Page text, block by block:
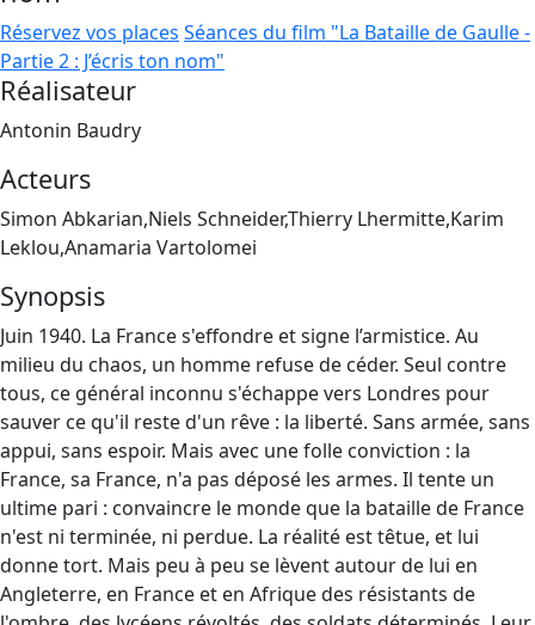
Réservez vos places Séances du film "La Bataille de Gaulle -
Partie 2 : J’écris ton nom"
Réalisateur
Antonin Baudry
Acteurs
Simon Abkarian,Niels Schneider,Thierry Lhermitte,Karim
Leklou,Anamaria Vartolomei
Synopsis
Juin 1940. La France s'effondre et signe l’armistice. Au
milieu du chaos, un homme refuse de céder. Seul contre
tous, ce général inconnu s'échappe vers Londres pour
sauver ce qu'il reste d'un rêve : la liberté. Sans armée, sans
appui, sans espoir. Mais avec une folle conviction : la
France, sa France, n'a pas déposé les armes. Il tente un
ultime pari : convaincre le monde que la bataille de France
n'est ni terminée, ni perdue. La réalité est têtue, et lui
donne tort. Mais peu à peu se lèvent autour de lui en
Angleterre, en France et en Afrique des résistants de